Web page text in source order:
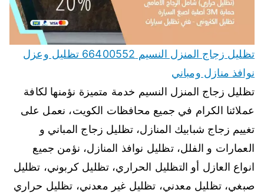
تظليل زجاج المنزل النسيم 66400552 تظليل وعزل
نوافذ منازل ومباني
تظليل زجاج المنزل النسيم خدمة متميزة نؤمنها لكافة
عملائنا الكرام في جميع محافظات الكويت، نعمل على
تغييم زجاج شبابيك المنازل، تظليل زجاج المباني و
العمارات و الفلل، تظليل نوافذ المنازل، نؤمن جميع
انواع العازل أو التظليل الحراري، تظليل كربوني، تظليل
صبغي، تظليل معدني، تظليل غير معدني، تظليل حراري